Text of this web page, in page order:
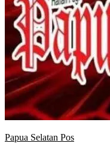
Papua Selatan Pos